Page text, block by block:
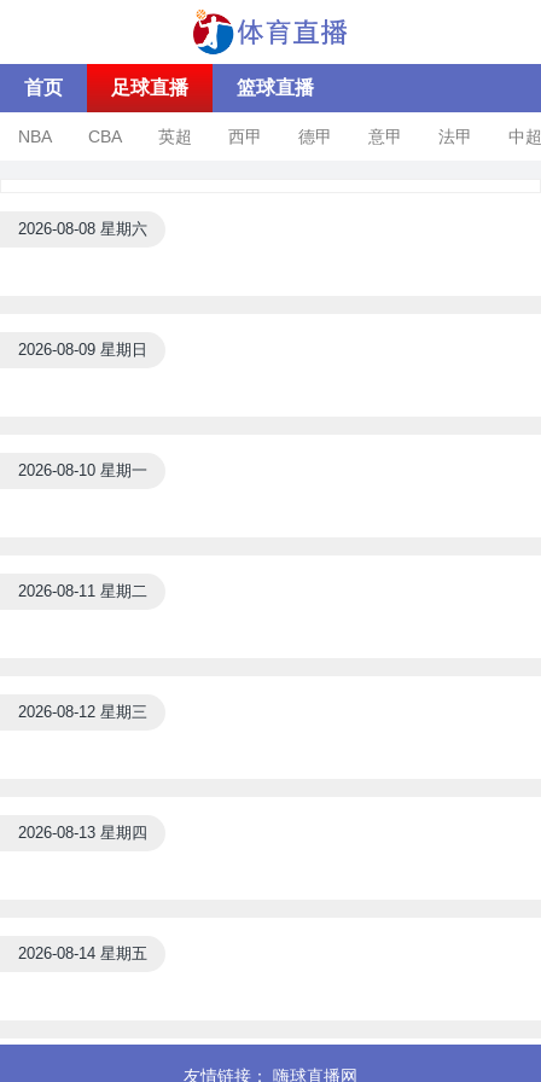
首页 足球直播 篮球直播
NBA CBA 英超 西甲 德甲 意甲 法甲 中超
2026-08-08 星期六
2026-08-09 星期日
2026-08-10 星期一
2026-08-11 星期二
2026-08-12 星期三
2026-08-13 星期四
2026-08-14 星期五
友情链接： 嗨球直播网